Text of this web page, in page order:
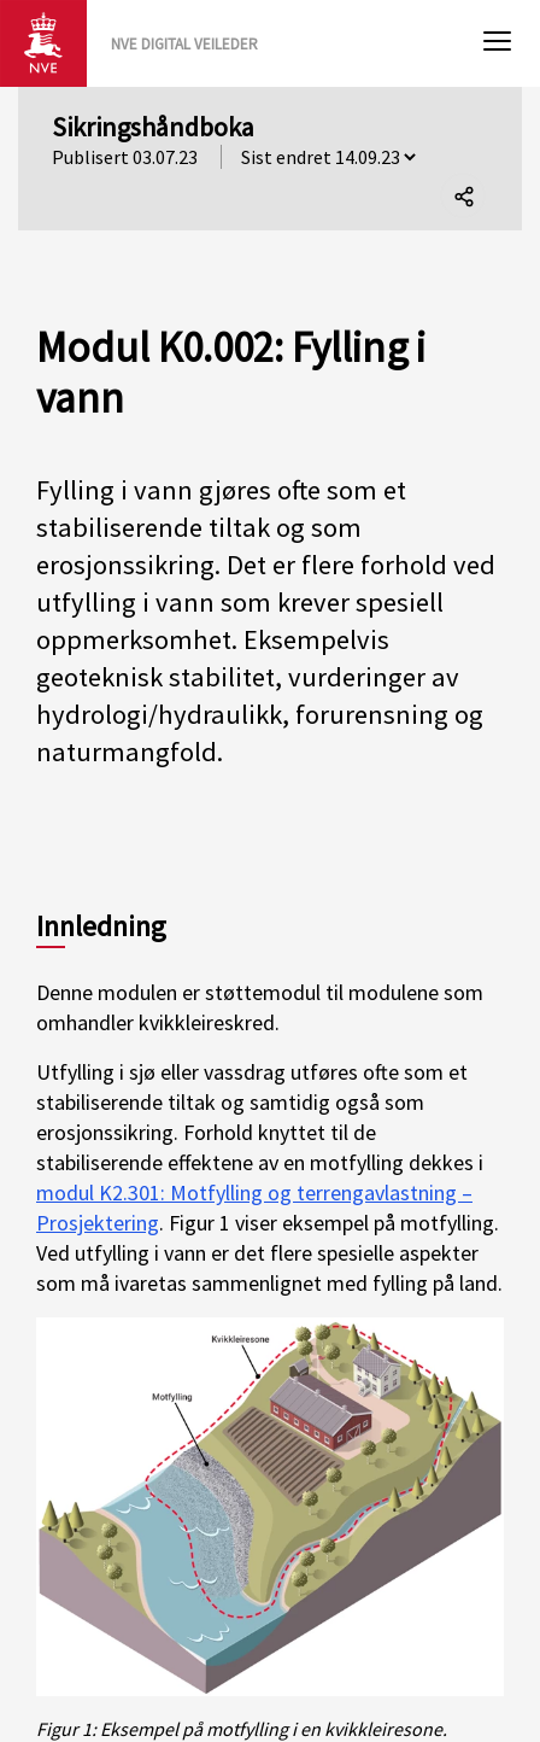
NVE DIGITAL VEILEDER
Sikringshåndboka
Publisert 03.07.23
Modul K0.002: Fylling i
vann
Fylling i vann gjøres ofte som et
stabiliserende tiltak og som
erosjonssikring. Det er flere forhold ved
utfylling i vann som krever spesiell
oppmerksomhet. Eksempelvis
geoteknisk stabilitet, vurderinger av
hydrologi/hydraulikk, forurensning og
naturmangfold.
Innledning
Denne modulen er støttemodul til modulene som
omhandler kvikkleireskred.
Utfylling i sjø eller vassdrag utføres ofte som et
stabiliserende tiltak og samtidig også som
erosjonssikring. Forhold knyttet til de
stabiliserende effektene av en motfylling dekkes i
modul K2.301: Motfylling og terrengavlastning –
Prosjektering. Figur 1 viser eksempel på motfylling.
Ved utfylling i vann er det flere spesielle aspekter
som må ivaretas sammenlignet med fylling på land.
Figur 1: Eksempel på motfylling i en kvikkleiresone.